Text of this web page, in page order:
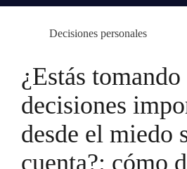
Decisiones personales
¿Estás tomando
decisiones
desde el miedo
cuenta?: cómo